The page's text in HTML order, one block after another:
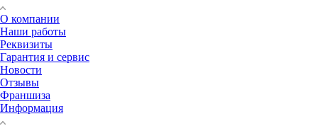
О компании
Наши работы
Реквизиты
Гарантия и сервис
Новости
Отзывы
Франшиза
Информация